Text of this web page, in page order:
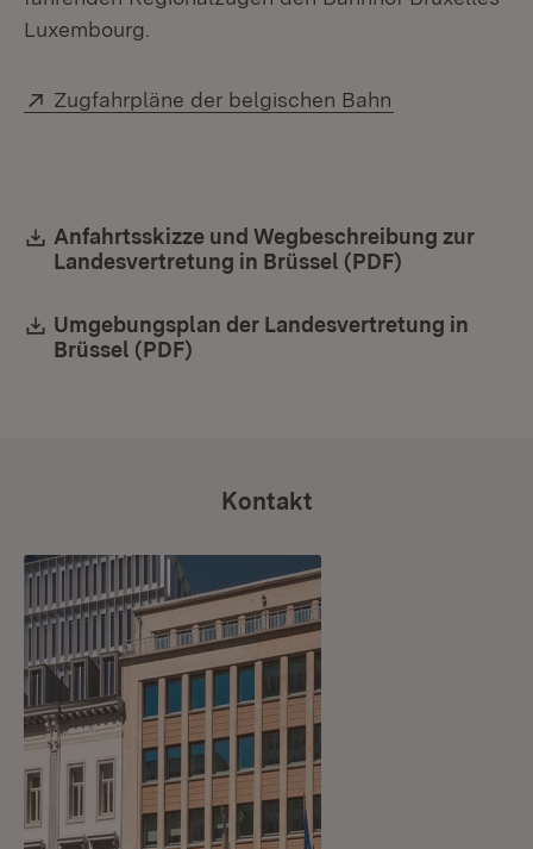
Luxembourg.
Extern:
Zugfahrpläne der belgischen Bahn
Download:
Anfahrtsskizze und Wegbeschreibung zur
Landesvertretung in Brüssel (PDF)
Download:
Umgebungsplan der Landesvertretung in
Brüssel (PDF)
Kontakt